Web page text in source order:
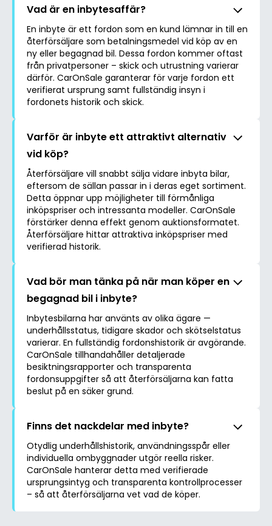
Vad är en inbytesaffär?
En inbyte är ett fordon som en kund lämnar in till en
återförsäljare som betalningsmedel vid köp av en
ny eller begagnad bil. Dessa fordon kommer oftast
från privatpersoner – skick och utrustning varierar
därför. CarOnSale garanterar för varje fordon ett
verifierat ursprung samt fullständig insyn i
fordonets historik och skick.
Varför är inbyte ett attraktivt alternativ
vid köp?
Återförsäljare vill snabbt sälja vidare inbyta bilar,
eftersom de sällan passar in i deras eget sortiment.
Detta öppnar upp möjligheter till förmånliga
inköpspriser och intressanta modeller. CarOnSale
förstärker denna effekt genom auktionsformatet.
Återförsäljare hittar attraktiva inköpspriser med
verifierad historik.
Vad bör man tänka på när man köper en
begagnad bil i inbyte?
Inbytesbilarna har använts av olika ägare —
underhållsstatus, tidigare skador och skötselstatus
varierar. En fullständig fordonshistorik är avgörande.
CarOnSale tillhandahåller detaljerade
besiktningsrapporter och transparenta
fordonsuppgifter så att återförsäljarna kan fatta
beslut på en säker grund.
Finns det nackdelar med inbyte?
Otydlig underhållshistorik, användningsspår eller
individuella ombyggnader utgör reella risker.
CarOnSale hanterar detta med verifierade
ursprungsintyg och transparenta kontrollprocesser
– så att återförsäljarna vet vad de köper.